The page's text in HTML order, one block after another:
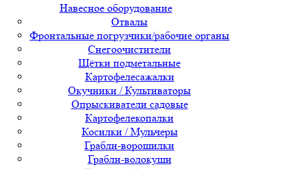
Навесное оборудование
Отвалы
Фронтальные погрузчики/рабочие органы
Снегоочистители
Щётки подметальные
Картофелесажалки
Окучники / Культиваторы
Опрыскиватели садовые
Картофелекопалки
Косилки / Мульчеры
Грабли-ворошилки
Грабли-волокуши